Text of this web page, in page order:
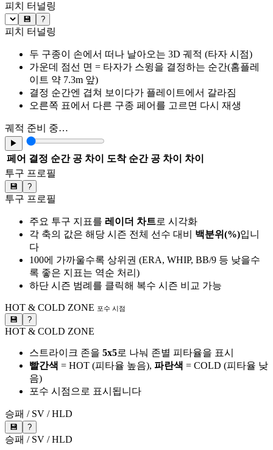
피치 터널링
💾 ?
피치 터널링
두 구종이 손에서 떠나 날아오는 3D 궤적 (타자 시점)
가운데 점선 면 = 타자가 스윙을 결정하는 순간(홈플레
이트 약 7.3m 앞)
결정 순간엔 겹쳐 보이다가 플레이트에서 갈라짐
오른쪽 표에서 다른 구종 페어를 고르면 다시 재생
궤적 준비 중…
▶
페어 결정 순간 공 차이 도착 순간 공 차이
차이
투구 프로필
💾 ?
투구 프로필
주요 투구 지표를 레이더 차트로 시각화
각 축의 값은 해당 시즌 전체 선수 대비 백분위(%)입니
다
100에 가까울수록 상위권 (ERA, WHIP, BB/9 등 낮을수
록 좋은 지표는 역순 처리)
하단 시즌 범례를 클릭해 복수 시즌 비교 가능
HOT & COLD ZONE 포수 시점
💾 ?
HOT & COLD ZONE
스트라이크 존을 5x5로 나눠 존별 피타율을 표시
빨간색 = HOT (피타율 높음), 파란색 = COLD (피타율 낮
음)
포수 시점으로 표시됩니다
승패 / SV / HLD
💾 ?
승패 / SV / HLD